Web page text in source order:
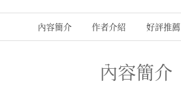
內容簡介 作者介紹 好評推薦
內容簡介